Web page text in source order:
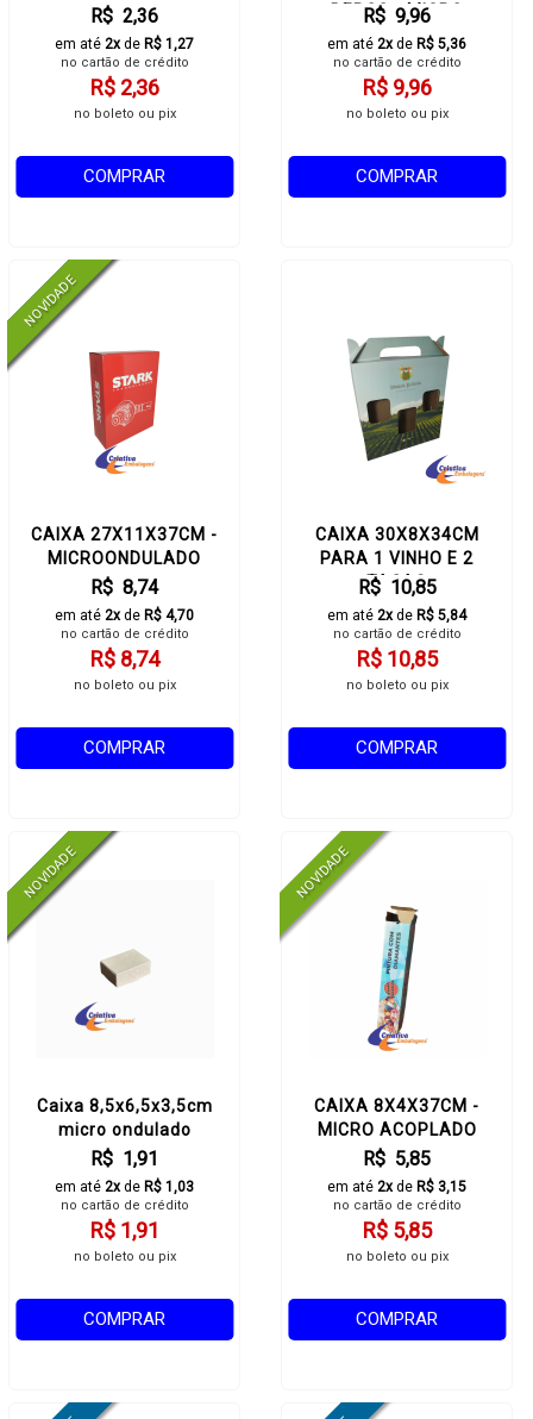
R$ 2,36
em até 2xde R$ 1,27
no cartão de crédito
R$ 2,36
no boleto ou pix
COMPRAR
BERÇO - MICRO
ACOPLADO
R$ 9,96
em até 2xde R$ 5,36
no cartão de crédito
R$ 9,96
no boleto ou pix
COMPRAR
CAIXA 27X11X37CM -
MICROONDULADO
R$ 8,74
em até 2xde R$ 4,70
no cartão de crédito
R$ 8,74
no boleto ou pix
COMPRAR
CAIXA 30X8X34CM
PARA 1 VINHO E 2
TAÇAS
R$ 10,85
em até 2xde R$ 5,84
no cartão de crédito
R$ 10,85
no boleto ou pix
COMPRAR
Caixa 8,5x6,5x3,5cm
micro ondulado
R$ 1,91
em até 2xde R$ 1,03
no cartão de crédito
R$ 1,91
no boleto ou pix
COMPRAR
CAIXA 8X4X37CM -
MICRO ACOPLADO
R$ 5,85
em até 2xde R$ 3,15
no cartão de crédito
R$ 5,85
no boleto ou pix
COMPRAR